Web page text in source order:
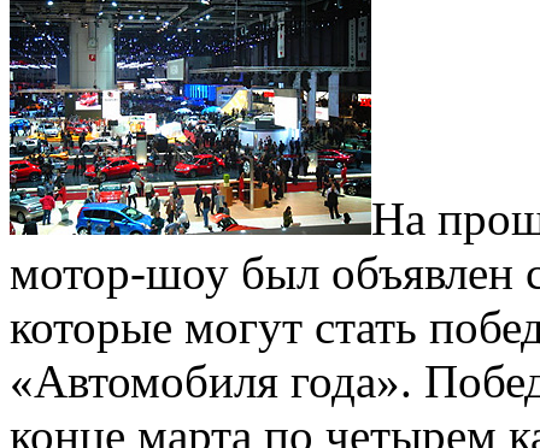
На
мотор-шоу был объявлен
которые могут стать
«Автомобиля года».
конце марта по четырем